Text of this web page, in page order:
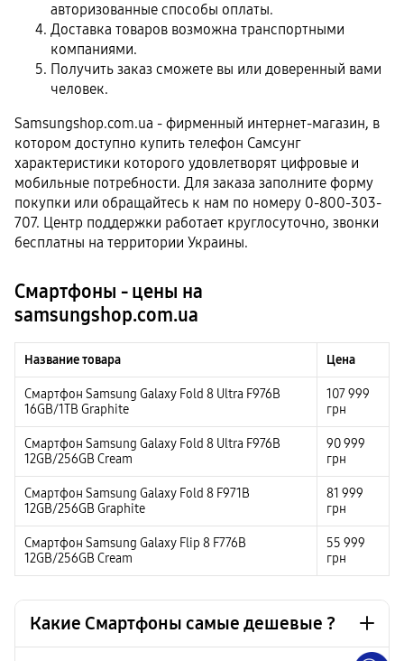
авторизованные способы оплаты.
Доставка товаров возможна транспортными
компаниями.
Получить заказ сможете вы или доверенный вами
человек.
Samsungshop.com.ua - фирменный интернет-магазин, в
котором доступно купить телефон Самсунг
характеристики которого удовлетворят цифровые и
мобильные потребности. Для заказа заполните форму
покупки или обращайтесь к нам по номеру 0-800-303-
707. Центр поддержки работает круглосуточно, звонки
бесплатны на территории Украины.
Смартфоны - цены на
samsungshop.com.ua
Название товара Цена
Смартфон Samsung Galaxy Fold 8 Ultra F976B
16GB/1TB Graphite
107 999
грн
Смартфон Samsung Galaxy Fold 8 Ultra F976B
12GB/256GB Cream
90 999
грн
Смартфон Samsung Galaxy Fold 8 F971B
12GB/256GB Graphite
81 999
грн
Смартфон Samsung Galaxy Flip 8 F776B
12GB/256GB Cream
55 999
грн
Какие Смартфоны самые дешевые ?